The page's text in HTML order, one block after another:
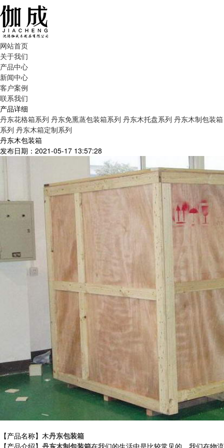
网站首页
关于我们
产品中心
新闻中心
客户案例
联系我们
产品详细
丹东花格箱系列 丹东免熏蒸包装箱系列 丹东木托盘系列 丹东木制包装箱
系列 丹东木箱定制系列
丹东木包装箱
发布日期：2021-05-17 13:57:28
【产品名称】木丹东包装箱
【产品介绍】 丹东木制包装箱在我们的生活中是比较常见的，我们在物流